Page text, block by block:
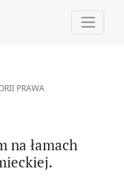
PRAWA
na łamach